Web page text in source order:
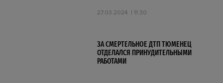
27.03.2024 11:30
ЗА СМЕРТЕЛЬНОЕ ДТП ТЮМЕНЕЦ
ОТДЕЛАЛСЯ ПРИНУДИТЕЛЬНЫМИ
РАБОТАМИ